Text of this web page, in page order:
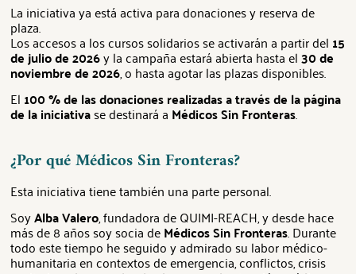
La iniciativa ya está activa para donaciones y reserva de
plaza.
Los accesos a los cursos solidarios se activarán a partir del 15
de julio de 2026y la campaña estará abierta hasta el30 de
noviembre de 2026, o hasta agotar las plazas disponibles.
El 100 % de las donaciones realizadas a través de la página
de la iniciativase destinará a Médicos Sin Fronteras.
¿Por qué Médicos Sin Fronteras?
Esta iniciativa tiene también una parte personal.
SoyAlba Valero, fundadora de QUIMI-REACH, y desde hace
más de 8 años soy socia deMédicos Sin Fronteras. Durante
todo este tiempo he seguido y admirado su labor médico-
humanitaria en contextos de emergencia, conflictos, crisis